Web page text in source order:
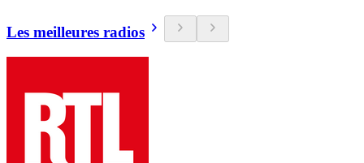
Les meilleures radios